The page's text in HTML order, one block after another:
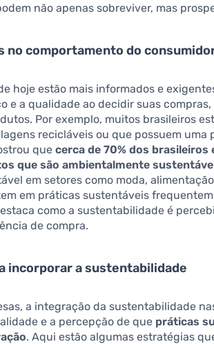
não apenas sobreviver, mas
no comportamento do
hoje estão mais informados e
e a qualidade ao decidir suas
Por exemplo, muitos brasileiros
recicláveis ou que possuem uma
quecerca de 70% dos
que são ambientalmente
em setores como moda,
em práticas sustentáveis
como a sustentabilidade é
de compra.
incorporar a sustentabilidade
a integração da sustentabilidade
e a percepção de que práticas
. Aqui estão algumas estratégias